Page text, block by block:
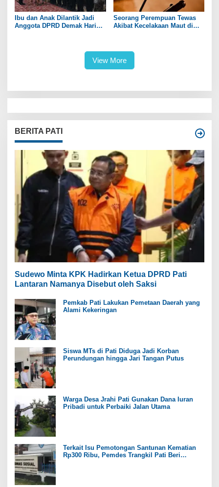
Ibu dan Anak Dilantik Jadi
Anggota DPRD Demak Hari
Seorang Perempuan Tewas
Akibat Kecelakaan Maut di
View More
BERITA PATI
Sudewo Minta KPK Hadirkan Ketua DPRD Pati
Lantaran Namanya Disebut oleh Saksi
Pemkab Pati Lakukan Pemetaan Daerah yang
Alami Kekeringan
Siswa MTs di Pati Diduga Jadi Korban
Perundungan hingga Jari Tangan Putus
Warga Desa Jrahi Pati Gunakan Dana Iuran
Pribadi untuk Perbaiki Jalan Utama
Terkait Isu Pemotongan Santunan Kematian
Rp300 Ribu, Pemdes Trangkil Pati Beri